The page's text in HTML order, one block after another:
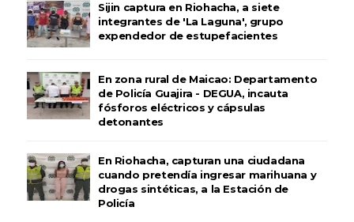
Sijin captura en Riohacha, a siete
integrantes de 'La Laguna', grupo
expendedor de estupefacientes
En zona rural de Maicao: Departamento
de Policía Guajira - DEGUA, incauta
fósforos eléctricos y cápsulas
detonantes
En Riohacha, capturan una ciudadana
cuando pretendía ingresar marihuana y
drogas sintéticas, a la Estación de
Policía